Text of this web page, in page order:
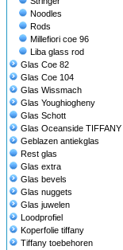
Noodles
Rods
Millefiori coe 96
Liba glass rod
Glas Coe 82
Glas Coe 104
Glas Wissmach
Glas Youghiogheny
Glas Schott
Glas Oceanside TIFFANY
Geblazen antiekglas
Rest glas
Glas extra
Glas bevels
Glas nuggets
Glas juwelen
Loodprofiel
Koperfolie tiffany
Tiffany toebehoren